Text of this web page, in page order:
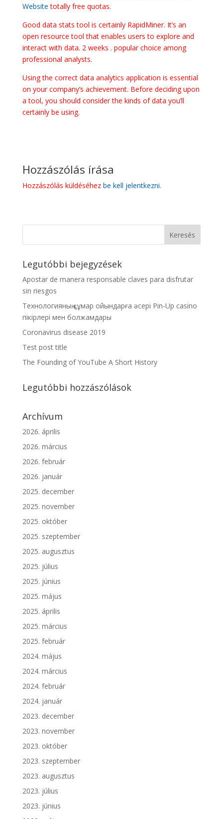
Website totally free quotas.
Good data stats tool is certainly RapidMiner. It’s an
open resource tool that enables users to explore and
interact with data. 2 weeks . popular choice among
professional analysts.
Using the correct data analytics application is essential
on your company’s achievement. Before deciding upon
a tool, you should consider the kinds of data you’ll
certainly be using.
Hozzászólás írása
Hozzászólás küldéséhez be kell jelentkezni.
Legutóbbi bejegyzések
Apostar de manera responsable claves para disfrutar
sin riesgos
Технологияның құмар ойындарға әсері Pin-Up casino
пікірлері мен болжамдары
Coronavirus disease 2019
Test post title
The Founding of YouTube A Short History
Legutóbbi hozzászólások
Archívum
2026. április
2026. március
2026. február
2026. január
2025. december
2025. november
2025. október
2025. szeptember
2025. augusztus
2025. július
2025. június
2025. május
2025. április
2025. március
2025. február
2024. május
2024. március
2024. február
2024. január
2023. december
2023. november
2023. október
2023. szeptember
2023. augusztus
2023. július
2023. június